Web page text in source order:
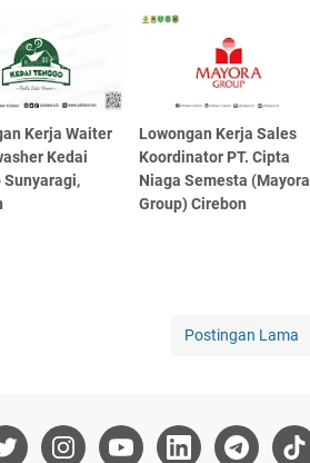
Kerja Waiter
Kedai
Sunyaragi,
Lowongan Kerja Sales
Koordinator PT. Cipta
Niaga Semesta (Mayora
Group) Cirebon
Postingan Lama